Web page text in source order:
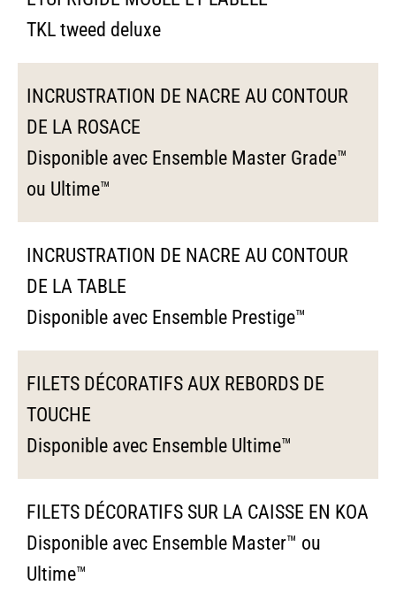
TKL tweed deluxe
INCRUSTRATION DE NACRE AU CONTOUR
DE LA ROSACE
Disponible avec Ensemble Master Grade™
ou Ultime™
INCRUSTRATION DE NACRE AU CONTOUR
DE LA TABLE
Disponible avec Ensemble Prestige™
FILETS DÉCORATIFS AUX REBORDS DE
TOUCHE
Disponible avec Ensemble Ultime™
FILETS DÉCORATIFS SUR LA CAISSE EN KOA
Disponible avec Ensemble Master™ ou
Ultime™